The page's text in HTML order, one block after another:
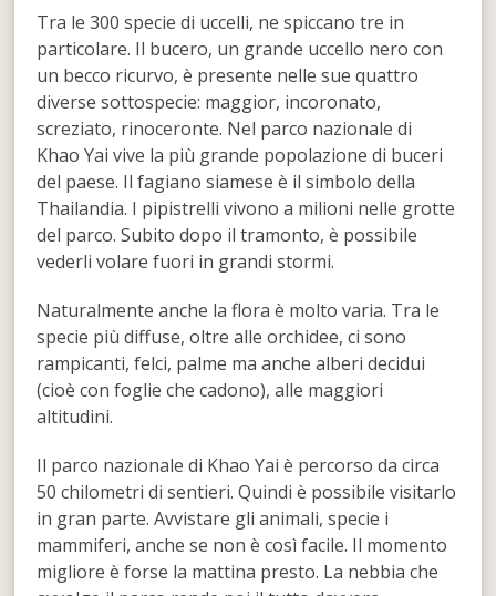
Tra le 300 specie di uccelli, ne spiccano tre in
particolare. Il bucero, un grande uccello nero con
un becco ricurvo, è presente nelle sue quattro
diverse sottospecie: maggior, incoronato,
screziato, rinoceronte. Nel parco nazionale di
Khao Yai vive la più grande popolazione di buceri
del paese. Il fagiano siamese è il simbolo della
Thailandia. I pipistrelli vivono a milioni nelle grotte
del parco. Subito dopo il tramonto, è possibile
vederli volare fuori in grandi stormi.
Naturalmente anche la flora è molto varia. Tra le
specie più diffuse, oltre alle orchidee, ci sono
rampicanti, felci, palme ma anche alberi decidui
(cioè con foglie che cadono), alle maggiori
altitudini.
Il parco nazionale di Khao Yai è percorso da circa
50 chilometri di sentieri. Quindi è possibile visitarlo
in gran parte. Avvistare gli animali, specie i
mammiferi, anche se non è così facile. Il momento
migliore è forse la mattina presto. La nebbia che